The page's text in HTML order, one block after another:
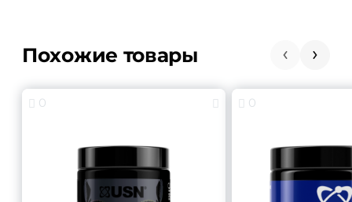
Похожие товары
0 0